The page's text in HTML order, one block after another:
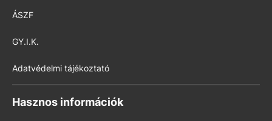
ÁSZF
GY.I.K.
Adatvédelmi tájékoztató
Hasznos információk